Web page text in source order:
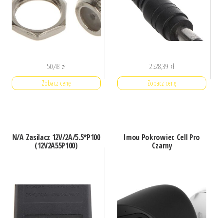
50,48 zł
Zobacz cenę
2528,39 zł
Zobacz cenę
N/A Zasilacz 12V/2A/5.5*P100
(12V2A55P100)
Imou Pokrowiec Cell Pro
Czarny